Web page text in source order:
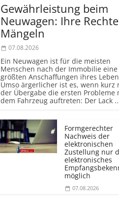
Gewährleistung beim
Neuwagen: Ihre
Mängeln
07.08.2026
Ein Neuwagen ist für die meisten
Menschen nach der Immobilie
größten Anschaffungen ihres
Umso ärgerlicher ist es, wenn kurz
der Übergabe die ersten Probleme
dem Fahrzeug auftreten: Der Lack
Formgerechter
Nachweis der
elektronischen
Zustellung nur
elektronisches
möglich
07.08.2026